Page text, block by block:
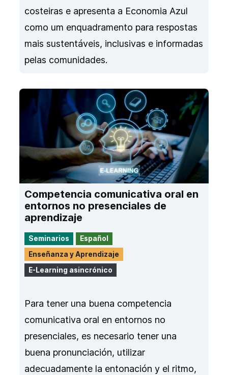
costeiras e apresenta a Economia Azul
como um enquadramento para respostas
mais sustentáveis, inclusivas e informadas
pelas comunidades.
Competencia comunicativa oral en
entornos no presenciales de
aprendizaje
Seminarios
Español
Enseñanza y Aprendizaje
E-Learning asincrónico
Para tener una buena competencia
comunicativa oral en entornos no
presenciales, es necesario tener una
buena pronunciación, utilizar
adecuadamente la entonación y el ritmo,